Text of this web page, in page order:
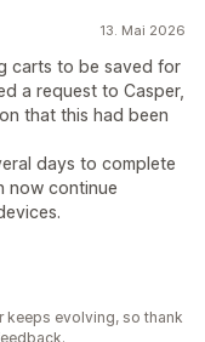
13. Mai 2026
carts to be saved for
a request to Casper,
that this had been
days to complete
now continue
keeps evolving, so thank